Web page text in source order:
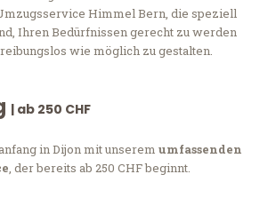
Himmel Bern, die speziell
Ihren Bedürfnissen gerecht zu werden
wie möglich zu gestalten.
| ab 250 CHF
in Dijon mit unserem umfassenden
, der bereits ab 250 CHF beginnt.